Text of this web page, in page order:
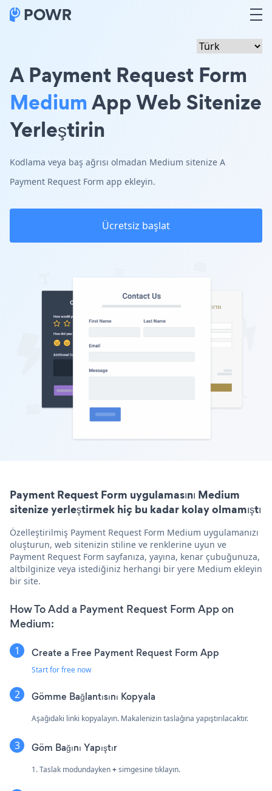
A Payment Request Form
MediumApp Web Sitenize
Yerleştirin
Kodlama veya baş ağrısı olmadan Medium sitenize A
Payment Request Form app ekleyin.
Ücretsiz başlat
Payment Request Form uygulamasını Medium
sitenize yerleştirmek hiç bu kadar kolay olmamıştı
Özelleştirilmiş Payment Request Form Medium uygulamanızı
oluşturun, web sitenizin stiline ve renklerine uyun ve
Payment Request Form sayfanıza, yayına, kenar çubuğunuza,
altbilginize veya istediğiniz herhangi bir yere Medium ekleyin
bir site.
How To Add a Payment Request Form App on
Medium:
Create a Free Payment Request Form App
Start for free now
Gömme Bağlantısını Kopyala
Aşağıdaki linki kopyalayın. Makalenizin taslağına yapıştırılacaktır.
Göm Bağını Yapıştır
1. Taslak modundayken+simgesine tıklayın.